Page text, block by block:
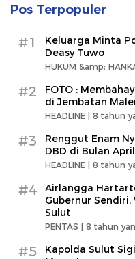
Pos Terpopuler
#1
Keluarga Minta
Deasy Tuwo
HUKUM &amp;
#2
FOTO :
di Jembatan
HEADLINE | 8 tahun
#3
Renggut Enam
DBD di Bulan April
HEADLINE | 8 tahun
#4
Airlangga
Gubernur Sendiri,
Sulut
PENTAS | 8 tahun
#5
Kapolda Sulut